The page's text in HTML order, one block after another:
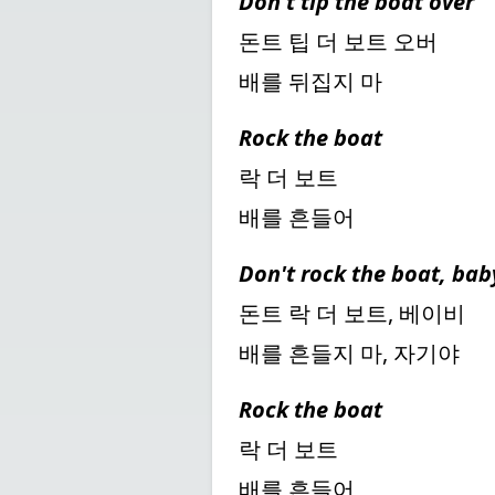
돈트 팁 더 보트 오버
배를 뒤집지 마
Rock the boat
락 더 보트
배를 흔들어
Don't rock the boat,
돈트 락 더 보트, 베이비
배를 흔들지 마, 자기야
Rock the boat
락 더 보트
배를 흔들어